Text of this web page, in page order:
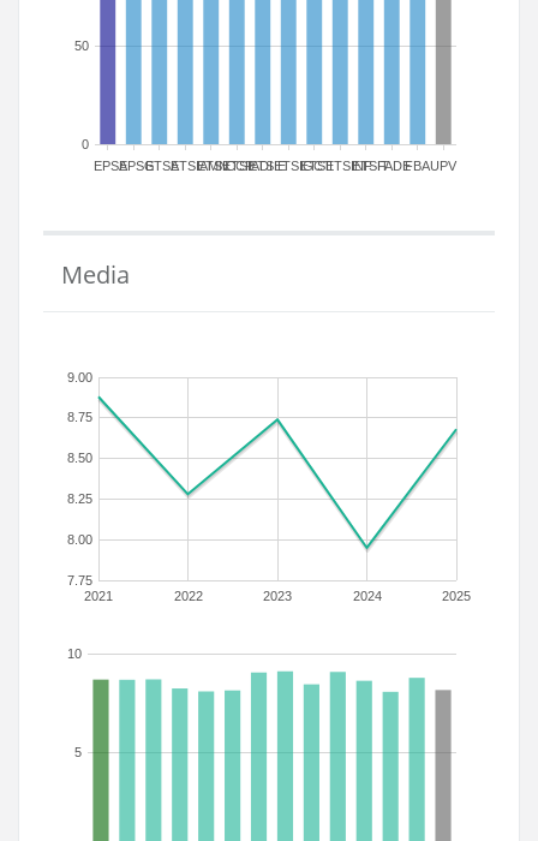
EPSAEPSGETSAETSIAMN
ETSICCP
ETSIADI
ETSIEETSIGCT
ETSIIETSINFETSITFADEFBAUPV
0
50
Media
2021 2022 2023 2024 2025
7.75
8.00
8.25
8.50
8.75
9.00
5
10